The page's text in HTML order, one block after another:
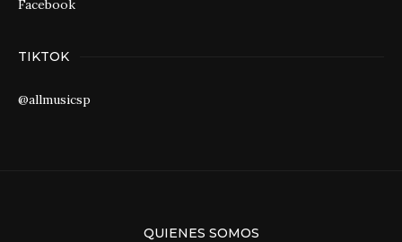
Facebook
TIKTOK
@allmusicsp
QUIENES SOMOS